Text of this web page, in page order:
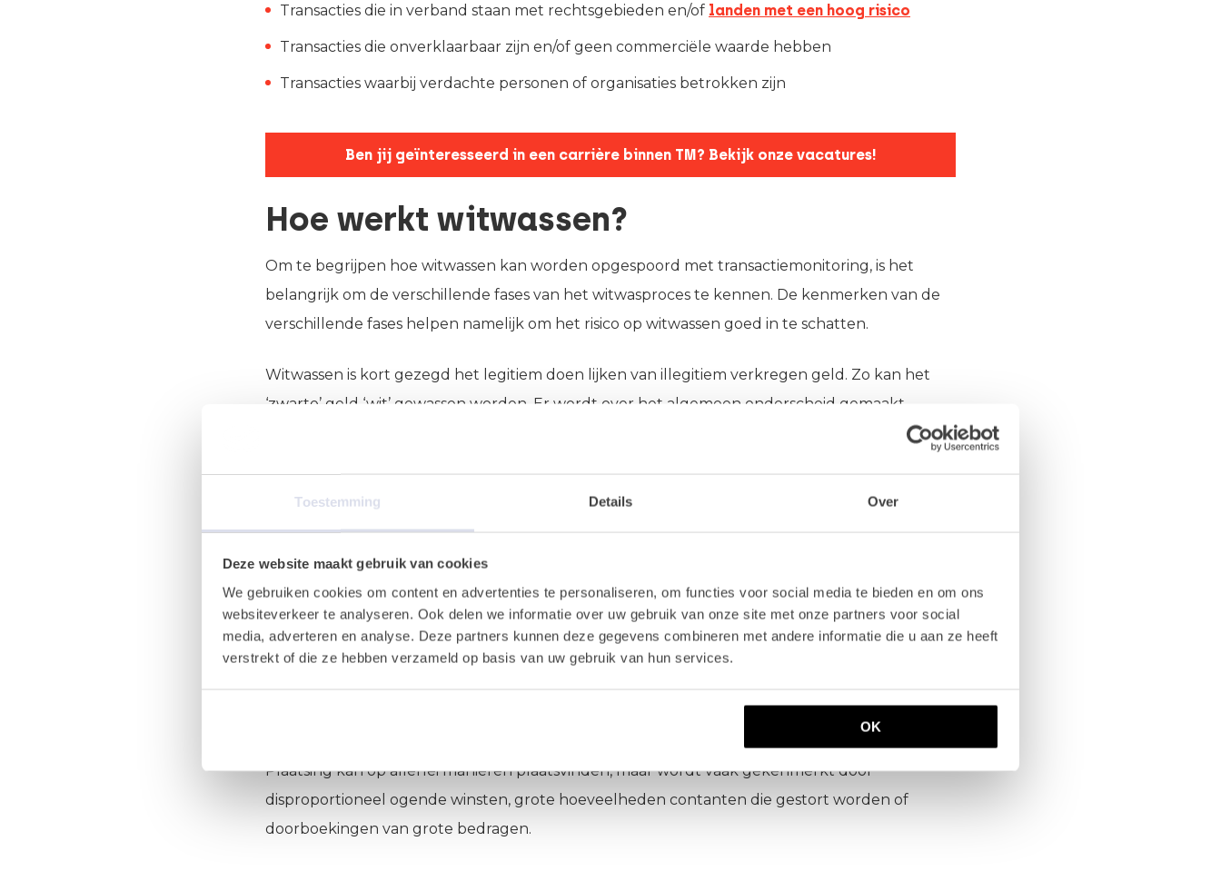
Toestemming Details Over
Deze website maakt gebruik van cookies
We gebruiken cookies om content en advertenties te personaliseren, om functies voor social media te bieden en om ons
websiteverkeer te analyseren. Ook delen we informatie over uw gebruik van onze site met onze partners voor social
media, adverteren en analyse. Deze partners kunnen deze gegevens combineren met andere informatie die u aan ze heeft
verstrekt of die ze hebben verzameld op basis van uw gebruik van hun services.
OK
Transacties die in verband staan met rechtsgebieden en/of landen met een hoog risico
Transacties die onverklaarbaar zijn en/of geen commerciële waarde hebben
Transacties waarbij verdachte personen of organisaties betrokken zijn
Ben jij geïnteresseerd in een carrière binnen TM? Bekijk onze vacatures!
Hoe werkt witwassen?
Om te begrijpen hoe witwassen kan worden opgespoord met transactiemonitoring, is het
belangrijk om de verschillende fases van het witwasproces te kennen. De kenmerken van de
verschillende fases helpen namelijk om het risico op witwassen goed in te schatten.
Witwassen is kort gezegd het legitiem doen lijken van illegitiem verkregen geld. Zo kan het
‘zwarte’ geld ‘wit’ gewassen worden. Er wordt over het algemeen onderscheid gemaakt
De integratiefase
De plaatsingsfase
De plaatsingsfase heeft als doel om geld in het financiële systeem in te brengen. Over het
algemeen gaat het om contant geld dat via een financiële instelling in het financiële systeem
Plaatsing kan op allerlei manieren plaatsvinden, maar wordt vaak gekenmerkt door
disproportioneel ogende winsten, grote hoeveelheden contanten die gestort worden of
doorboekingen van grote bedragen.